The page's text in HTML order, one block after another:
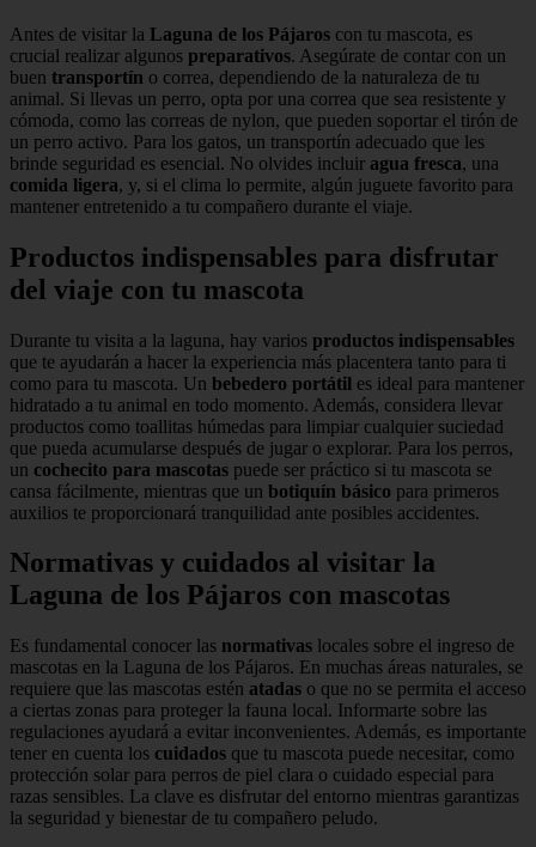
Antes de visitar la Laguna de los Pájaros con tu mascota, es
crucial realizar algunos preparativos. Asegúrate de contar con un
buen transportín o correa, dependiendo de la naturaleza de tu
animal. Si llevas un perro, opta por una correa que sea resistente y
cómoda, como las correas de nylon, que pueden soportar el tirón de
un perro activo. Para los gatos, un transportín adecuado que les
brinde seguridad es esencial. No olvides incluir agua fresca, una
comida ligera, y, si el clima lo permite, algún juguete favorito para
mantener entretenido a tu compañero durante el viaje.
Productos indispensables para disfrutar
del viaje con tu mascota
Durante tu visita a la laguna, hay varios productos indispensables
que te ayudarán a hacer la experiencia más placentera tanto para ti
como para tu mascota. Un bebedero portátil es ideal para mantener
hidratado a tu animal en todo momento. Además, considera llevar
productos como toallitas húmedas para limpiar cualquier suciedad
que pueda acumularse después de jugar o explorar. Para los perros,
un cochecito para mascotas puede ser práctico si tu mascota se
cansa fácilmente, mientras que un botiquín básico para primeros
auxilios te proporcionará tranquilidad ante posibles accidentes.
Normativas y cuidados al visitar la
Laguna de los Pájaros con mascotas
Es fundamental conocer las normativas locales sobre el ingreso de
mascotas en la Laguna de los Pájaros. En muchas áreas naturales, se
requiere que las mascotas estén atadas o que no se permita el acceso
a ciertas zonas para proteger la fauna local. Informarte sobre las
regulaciones ayudará a evitar inconvenientes. Además, es importante
tener en cuenta los cuidados que tu mascota puede necesitar, como
protección solar para perros de piel clara o cuidado especial para
razas sensibles. La clave es disfrutar del entorno mientras garantizas
la seguridad y bienestar de tu compañero peludo.